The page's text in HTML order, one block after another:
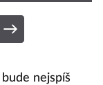
nejspíš